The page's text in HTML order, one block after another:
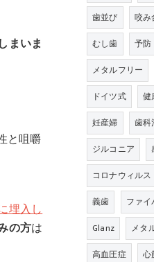
まいま
と咀嚼
埋入し
の方は
歯並び
咬み
むし歯
予防
メタルフリー
ドイツ式
健
妊産婦
歯科
ジルコニア
コロナウィルス
義歯
ファ
Glanz
メタ
高血圧症
心